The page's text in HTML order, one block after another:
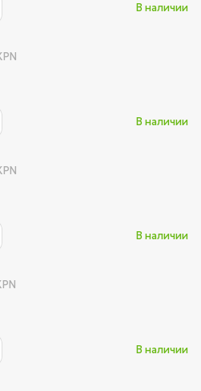
В наличии
В наличии
В наличии
В наличии